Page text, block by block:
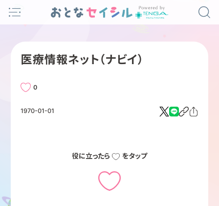
content
医療情報ネット（ナビイ）
0
1970-01-01
役に立ったら をタップ